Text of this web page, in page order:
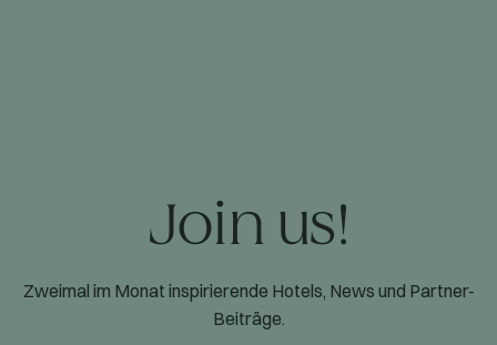
Join us!
Zweimal im Monat inspirierende Hotels, News und Partner-
Beiträge.